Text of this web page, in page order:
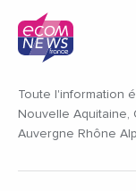
Toute l'information
Nouvelle Aquitaine,
Auvergne Rhône